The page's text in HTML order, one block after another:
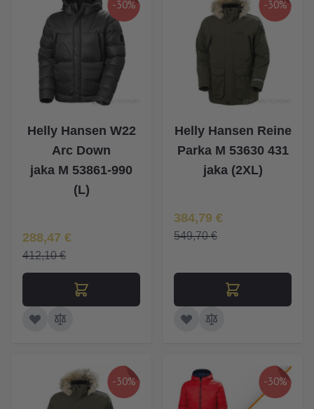
-30%
Helly Hansen W22
Arc Down
jaka M 53861-990
(L)
Īpaša Cena
288,47 €
412,10 €
-30%
Helly Hansen Reine
Parka M 53630 431
jaka (2XL)
Īpaša Cena
384,79 €
549,70 €
-30% -30%